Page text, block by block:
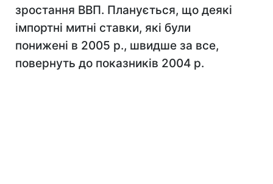
зростання ВВП. Планується, що деякі
імпортні митні ставки, які були
понижені в 2005 р., швидше за все,
повернуть до показників 2004 р.